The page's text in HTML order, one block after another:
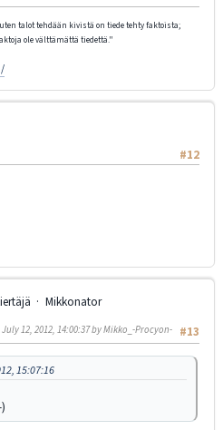
talot tehdään kivistä on tiede tehty faktoista;
ole välttämättä tiedettä."
#12
Mikkonator
#13
July 12, 2012, 14:00:37 by Mikko_-Procyon-
15:07:16